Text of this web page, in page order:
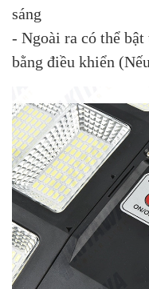
sáng
- Ngoài ra có thể
bằng điều khiển